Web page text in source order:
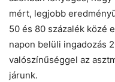
mért, legjobb
50 és 80 százalék közé
napon belüli ingadozás
valószínűséggel az
járunk.